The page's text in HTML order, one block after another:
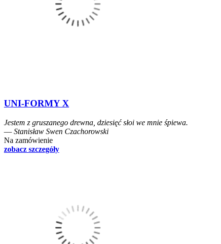
UNI-FORMY X
Jestem z gruszanego drewna, dziesięć słoi we mnie śpiewa.
― Stanisław Swen Czachorowski
Na zamówienie
zobacz szczegóły